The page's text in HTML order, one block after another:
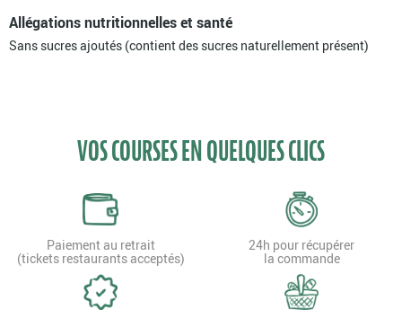
Allégations nutritionnelles et santé
Sans sucres ajoutés (contient des sucres naturellement présent)
VOS COURSES EN QUELQUES CLICS
Paiement au retrait
(tickets restaurants acceptés)
24h pour récupérer
la commande